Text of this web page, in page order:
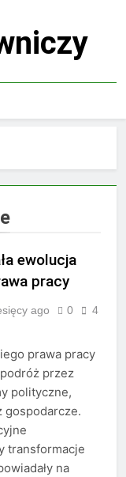
ewolucja
pracy
ago 0
4
prawa pracy
przez
polityczne,
gospodarcze.
transformacje
na